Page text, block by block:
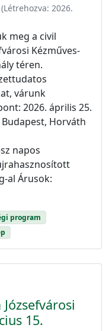
(Létrehozva: 2026.
meg a civil
Kézműves-
téren.
várunk
2026. április 25.
Horváth
napos
al Árusok:
program
15.